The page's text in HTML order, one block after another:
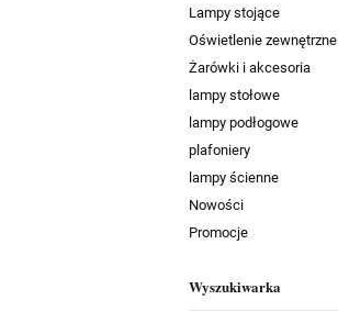
Lampy stojące
Oświetlenie zewnętrzne
Żarówki i akcesoria
lampy stołowe
lampy podłogowe
plafoniery
lampy ścienne
Nowości
Promocje
Wyszukiwarka